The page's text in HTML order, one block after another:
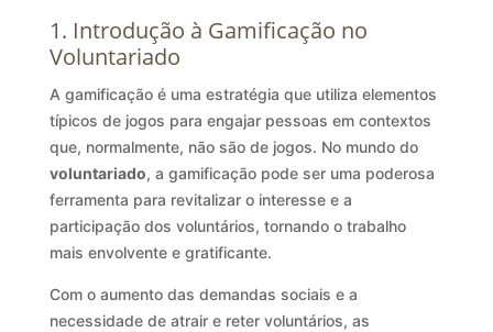
1. Introdução à Gamificação no
Voluntariado
A gamificação é uma estratégia que utiliza elementos
típicos de jogos para engajar pessoas em contextos
que, normalmente, não são de jogos. No mundo do
voluntariado, a gamificação pode ser uma poderosa
ferramenta para revitalizar o interesse e a
participação dos voluntários, tornando o trabalho
mais envolvente e gratificante.
Com o aumento das demandas sociais e a
necessidade de atrair e reter voluntários, as